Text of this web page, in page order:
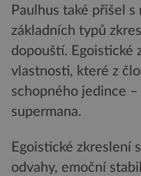
Paulhus také přišel
základních typů
dopouští. Egoistické
vlastnosti, které z
schopného jedince
supermana.
Egoistické zkreslení
odvahy, emoční